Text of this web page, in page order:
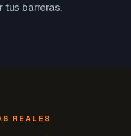
tus barreras.
REALES